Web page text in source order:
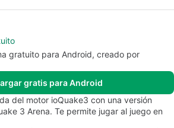
gratuito para Android, creado por
gratis para Android
del motor ioQuake3 con una versión
3 Arena. Te permite jugar al juego en